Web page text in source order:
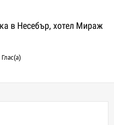
в Несебър, хотел Мираж
Глас(а)